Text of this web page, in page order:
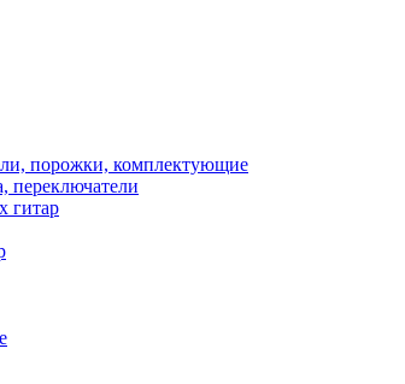
порожки, комплектующие
переключатели
гитар